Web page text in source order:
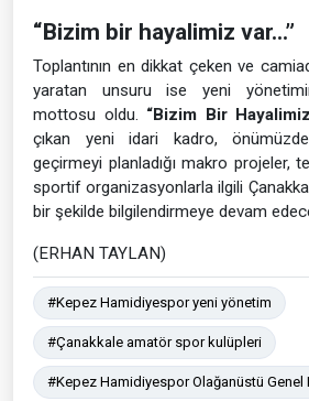
“Bizim bir hayalimiz var…”
Toplantının en dikkat çeken ve
yaratan unsuru ise yeni
mottosu oldu. “Bizim Bir
çıkan yeni idari kadro,
geçirmeyi planladığı makro projeler,
sportif organizasyonlarla ilgili
bir şekilde bilgilendirmeye devam
(ERHAN TAYLAN)
#Kepez Hamidiyespor yeni yönetim
#Çanakkale amatör spor kulüpleri
#Kepez Hamidiyespor Olağanüstü Genel